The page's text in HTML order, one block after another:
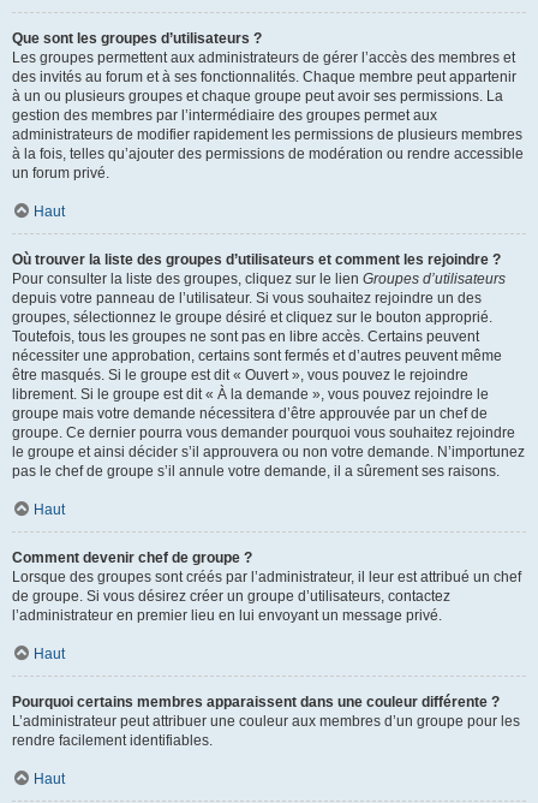
Que sont les groupes d’utilisateurs ?
Les groupes permettent aux administrateurs de gérer l’accès des membres et
des invités au forum et à ses fonctionnalités. Chaque membre peut appartenir
à un ou plusieurs groupes et chaque groupe peut avoir ses permissions. La
gestion des membres par l’intermédiaire des groupes permet aux
administrateurs de modifier rapidement les permissions de plusieurs membres
à la fois, telles qu’ajouter des permissions de modération ou rendre accessible
un forum privé.
Haut
Où trouver la liste des groupes d’utilisateurs et comment les rejoindre ?
Pour consulter la liste des groupes, cliquez sur le lien Groupes d’utilisateurs
depuis votre panneau de l’utilisateur. Si vous souhaitez rejoindre un des
groupes, sélectionnez le groupe désiré et cliquez sur le bouton approprié.
Toutefois, tous les groupes ne sont pas en libre accès. Certains peuvent
nécessiter une approbation, certains sont fermés et d’autres peuvent même
être masqués. Si le groupe est dit « Ouvert », vous pouvez le rejoindre
librement. Si le groupe est dit « À la demande », vous pouvez rejoindre le
groupe mais votre demande nécessitera d’être approuvée par un chef de
groupe. Ce dernier pourra vous demander pourquoi vous souhaitez rejoindre
le groupe et ainsi décider s’il approuvera ou non votre demande. N’importunez
pas le chef de groupe s’il annule votre demande, il a sûrement ses raisons.
Haut
Comment devenir chef de groupe ?
Lorsque des groupes sont créés par l’administrateur, il leur est attribué un chef
de groupe. Si vous désirez créer un groupe d’utilisateurs, contactez
l’administrateur en premier lieu en lui envoyant un message privé.
Haut
Pourquoi certains membres apparaissent dans une couleur différente ?
L’administrateur peut attribuer une couleur aux membres d’un groupe pour les
rendre facilement identifiables.
Haut